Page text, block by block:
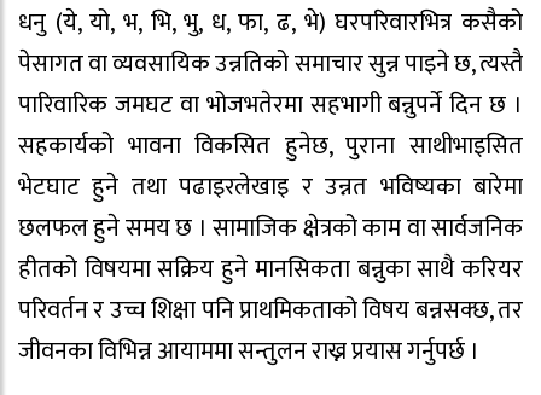
धनु (ये, यो, भ, भि, भु, ध, फा, ढ, भे) घरपरिवारभित्र कसैको
पेसागत वा व्यवसायिक उन्नतिको समाचार सुन्न पाइने छ, त्यस्तै
पारिवारिक जमघट वा भोजभतेरमा सहभागी बन्नुपर्ने दिन छ ।
सहकार्यको भावना विकसित हुनेछ, पुराना साथीभाइसित
भेटघाट हुने तथा पढाइरलेखाइ र उन्नत भविष्यका बारेमा
छलफल हुने समय छ । सामाजिक क्षेत्रको काम वा सार्वजनिक
हीतको विषयमा सक्रिय हुने मानसिकता बन्नुका साथै करियर
परिवर्तन र उच्च शिक्षा पनि प्राथमिकताको विषय बन्नसक्छ, तर
जीवनका विभिन्न आयाममा सन्तुलन राख्न प्रयास गर्नुपर्छ ।